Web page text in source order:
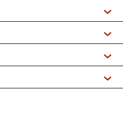
+ DAB+)